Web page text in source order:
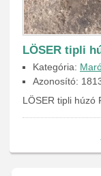
LÖSER tipli
Kategória:
Azonosító:
LÖSER tipli húzó